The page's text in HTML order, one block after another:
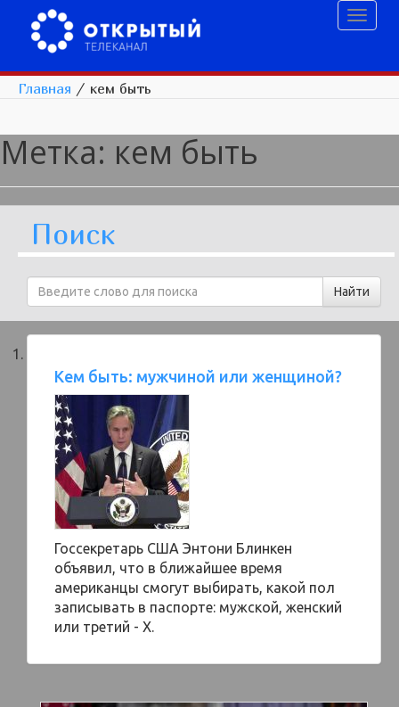
Главная / кем быть
Метка: кем быть
Поиск
Кем быть: мужчиной или женщиной?
Госсекретарь США Энтони Блинкен
объявил, что в ближайшее время
американцы смогут выбирать, какой пол
записывать в паспорте: мужской, женский
или третий - Х.